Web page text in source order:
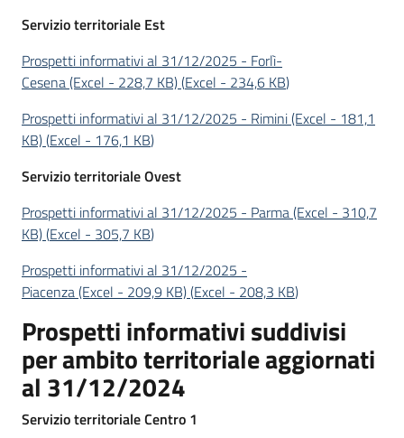
Servizio territoriale Est
Prospetti informativi al 31/12/2025 - Forlì-
Cesena (Excel - 228,7 KB)(Excel - 234,6 KB)
Prospetti informativi al 31/12/2025 - Rimini (Excel - 181,1
KB)(Excel - 176,1 KB)
Servizio territoriale Ovest
Prospetti informativi al 31/12/2025 - Parma (Excel - 310,7
KB)(Excel - 305,7 KB)
Prospetti informativi al 31/12/2025 -
Piacenza (Excel - 209,9 KB)(Excel - 208,3 KB)
Prospetti informativi suddivisi
per ambito territoriale aggiornati
al 31/12/2024
Servizio territoriale Centro 1